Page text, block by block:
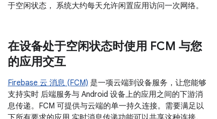
于空闲状态， 系统大约每天允许闲置应用访问一次网络。
在设备处于空闲状态时使用 FCM 与您
的应用交互
Firebase 云 消息 (FCM) 是一项云端到设备服务，让您能够
支持实时 后端服务与 Android 设备上的应用之间的下游消
息传递。FCM 可提供与云端的单一持久连接。需要满足以